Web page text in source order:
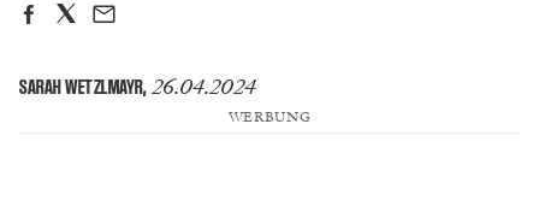
SARAH WETZLMAYR, 26.04.2024
WERBUNG